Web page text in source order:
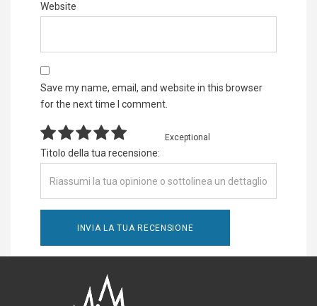
Website
Save my name, email, and website in this browser
for the next time I comment.
Exceptional
Titolo della tua recensione: